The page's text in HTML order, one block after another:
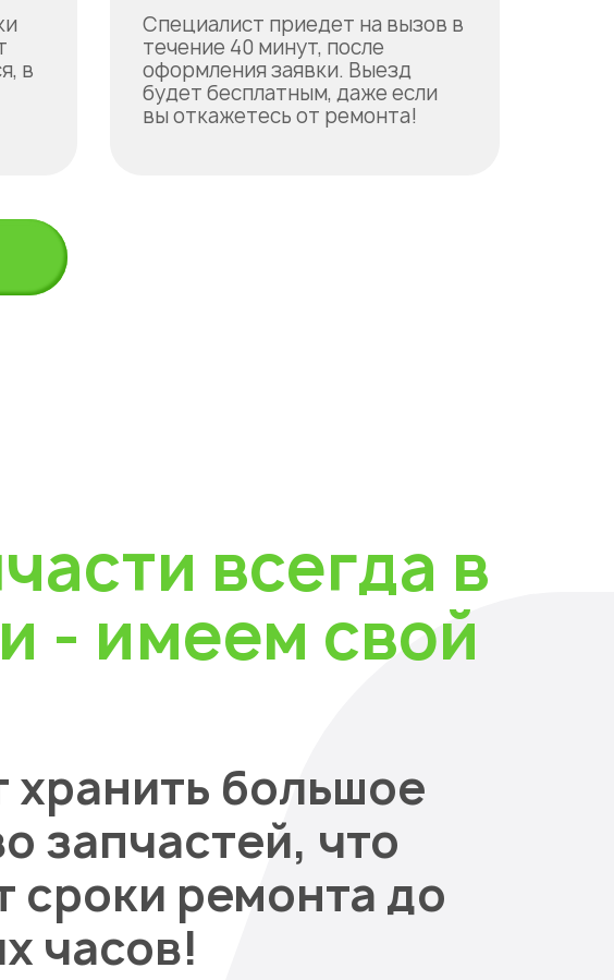
в
Специалист приедет на вызов в
течение 40 минут, после
оформления заявки. Выезд
будет бесплатным, даже если
вы откажетесь от ремонта!
всегда в
- имеем свой
хранить большое
запчастей, что
сроки ремонта до
часов!